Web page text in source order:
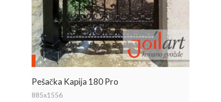
Pešačka Kapija 180 Pro
885x1556